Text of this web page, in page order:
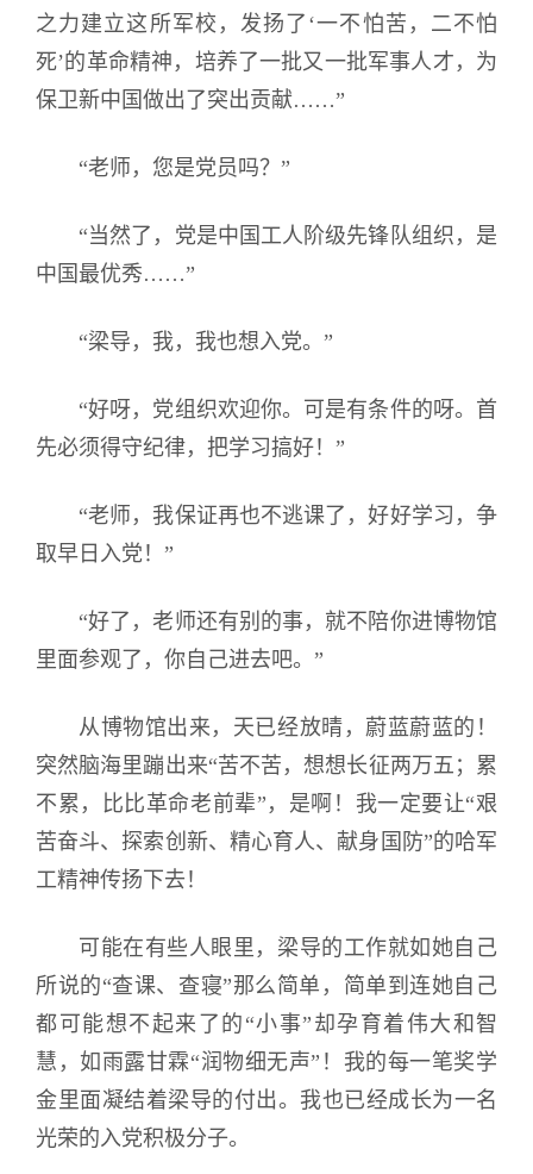
之力建立这所军校，发扬了‘一不怕苦，二不怕
死’的革命精神，培养了一批又一批军事人才，为
保卫新中国做出了突出贡献……”
“老师，您是党员吗？”
“当然了，党是中国工人阶级先锋队组织，是
中国最优秀……”
“梁导，我，我也想入党。”
“好呀，党组织欢迎你。可是有条件的呀。首
先必须得守纪律，把学习搞好！”
“老师，我保证再也不逃课了，好好学习，争
取早日入党！”
“好了，老师还有别的事，就不陪你进博物馆
里面参观了，你自己进去吧。”
从博物馆出来，天已经放晴，蔚蓝蔚蓝的！
突然脑海里蹦出来“苦不苦，想想长征两万五；累
不累，比比革命老前辈”，是啊！我一定要让“艰
苦奋斗、探索创新、精心育人、献身国防”的哈军
工精神传扬下去！
可能在有些人眼里，梁导的工作就如她自己
所说的“查课、查寝”那么简单，简单到连她自己
都可能想不起来了的“小事”却孕育着伟大和智
慧，如雨露甘霖“润物细无声”！我的每一笔奖学
金里面凝结着梁导的付出。我也已经成长为一名
光荣的入党积极分子。